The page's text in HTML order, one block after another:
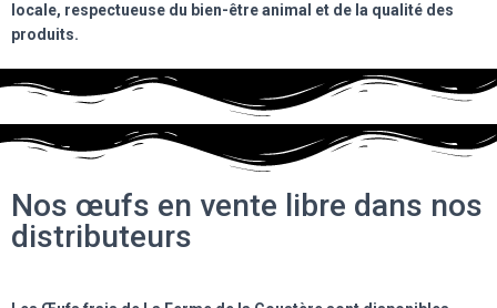
locale, respectueuse du bien-être animal et de la qualité des
produits.
Nos œufs en vente libre dans nos
distributeurs